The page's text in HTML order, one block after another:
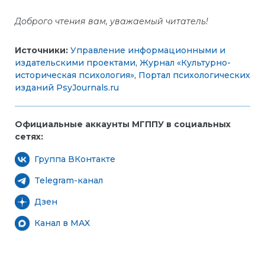
Доброго чтения вам, уважаемый читатель!
Источники: Управление информационными и
издательскими проектами, Журнал «Культурно-
историческая психология», Портал психологических
изданий PsyJournals.ru
Официальные аккаунты МГППУ в социальных
сетях:
Группа ВКонтакте
Telegram-канал
Дзен
Канал в MAX